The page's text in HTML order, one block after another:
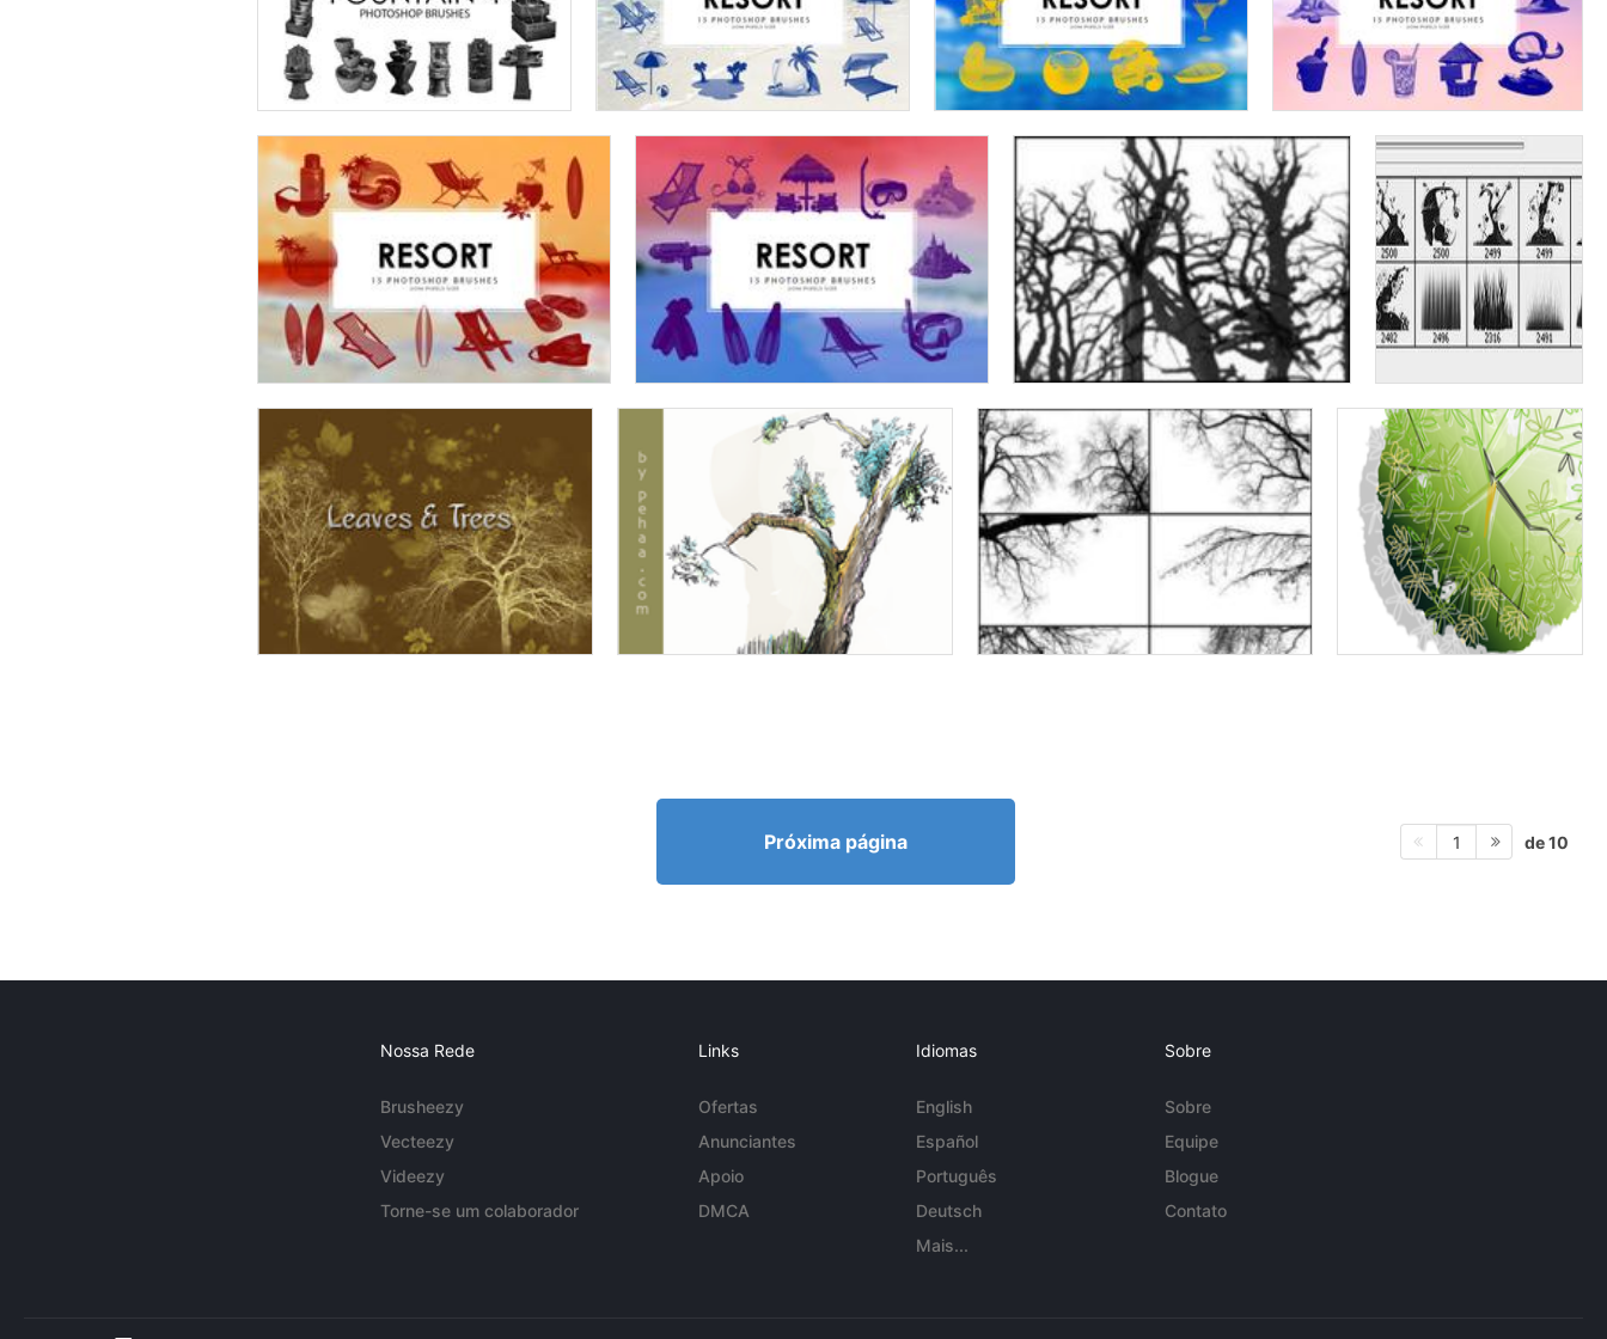
Próxima página 1 de 10
Nossa Rede
Brusheezy
Vecteezy
Videezy
Torne-se um colaborador
Links
Ofertas
Anunciantes
Apoio
DMCA
Idiomas
English
Español
Português
Deutsch
Mais...
Sobre
Sobre
Equipe
Blogue
Contato